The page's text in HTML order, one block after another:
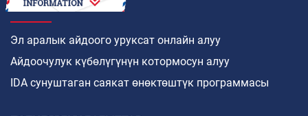
КАНТИП
Эл аралык айдоого уруксат онлайн алуу
Айдоочулук күбөлүгүнүн котормосун алуу
IDA сунуштаган саякат өнөктөштүк программасы